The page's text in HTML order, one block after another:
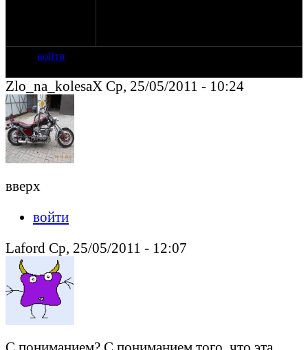
войти
Zlo_na_kolesaX Ср, 25/05/2011 - 10:24
вверх
войти
Laford Ср, 25/05/2011 - 12:07